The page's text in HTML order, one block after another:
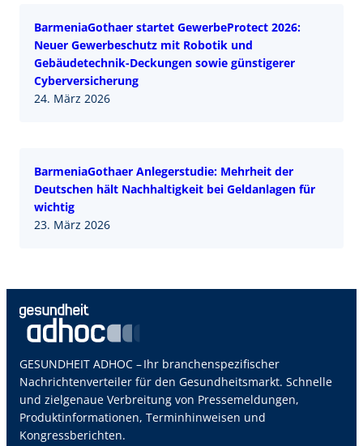
BarmeniaGothaer startet GewerbeProtect 2026:
Neuer Gewerbeschutz mit Robotik und
Gebäudetechnik-Deckungen sowie günstigerer
Cyberversicherung
24. März 2026
BarmeniaGothaer Anlegerstudie: Mehrheit der
Deutschen hält Nachhaltigkeit bei Geldanlagen für
wichtig
23. März 2026
GESUNDHEIT ADHOC – Ihr branchenspezifischer
Nachrichtenverteiler für den Gesundheitsmarkt. Schnelle
und zielgenaue Verbreitung von Pressemeldungen,
Produktinformationen, Terminhinweisen und
Kongressberichten.